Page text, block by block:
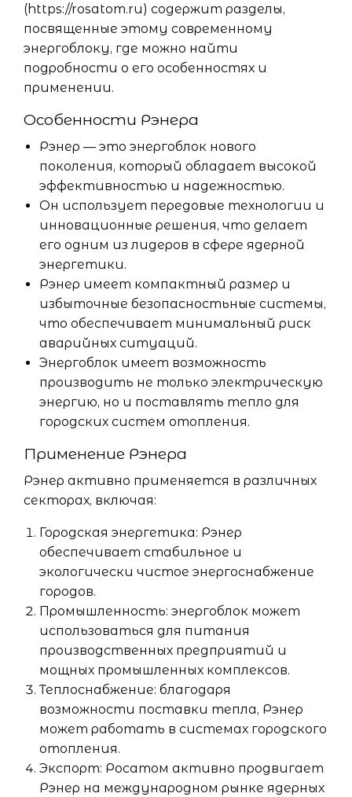
(https://rosatom.ru) содержит разделы,
посвященные этому современному
энергоблоку, где можно найти
подробности о его особенностях и
применении.
Особенности Рэнера
Рэнер — это энергоблок нового
поколения, который обладает высокой
эффективностью и надежностью.
Он использует передовые технологии и
инновационные решения, что делает
его одним из лидеров в сфере ядерной
энергетики.
Рэнер имеет компактный размер и
избыточные безопасностьные системы,
что обеспечивает минимальный риск
аварийных ситуаций.
Энергоблок имеет возможность
производить не только электрическую
энергию, но и поставлять тепло для
городских систем отопления.
Применение Рэнера
Рэнер активно применяется в различных
секторах, включая:
Городская энергетика: Рэнер
обеспечивает стабильное и
экологически чистое энергоснабжение
городов.
Промышленность: энергоблок может
использоваться для питания
производственных предприятий и
мощных промышленных комплексов.
Теплоснабжение: благодаря
возможности поставки тепла, Рэнер
может работать в системах городского
отопления.
Экспорт: Росатом активно продвигает
Рэнер на международном рынке ядерных